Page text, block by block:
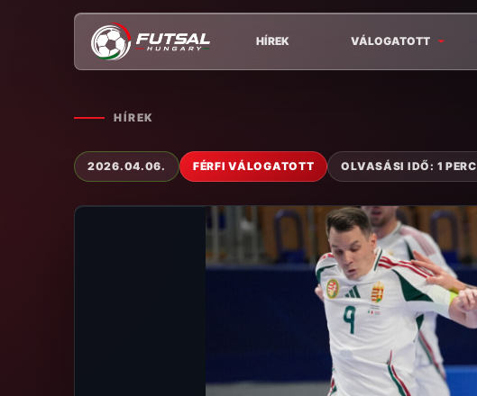
HÍREK VÁLOGATOTT
HÍREK
2026.04.06. FÉRFI VÁLOGATOTT OLVASÁSI IDŐ: 1 PERC